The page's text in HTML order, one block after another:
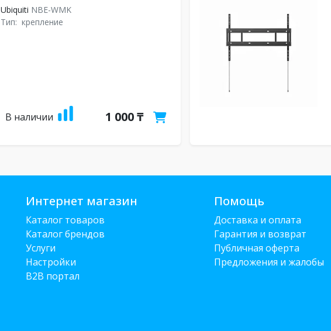
Ubiquiti NBE-WMK
Тип: крепление
В наличии 1 000 ₸
Интернет магазин
Каталог товаров
Каталог брендов
Услуги
Настройки
B2B портал
Помощь
Доставка и оплата
Гарантия и возврат
Публичная оферта
Предложения и жалобы